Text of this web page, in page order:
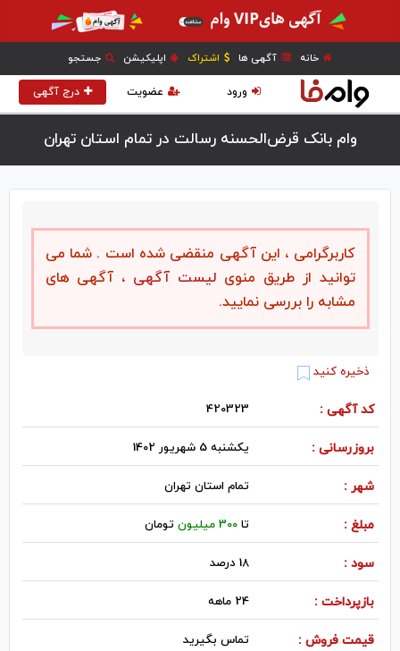
خانه آگهی ها اشتراک اپلیکیشن جستجو
درج آگهی عضویت ورود
وام بانک قرض‌الحسنه رسالت در تمام استان تهران
کاربرگرامی ، این آگهی منقضی شده است . شما می
توانید از طریق منوی لیست آگهی ، آگهی های
مشابه را بررسی نمایید.
ذخیره کنید
کد آگهی : 420323
بروزرسانی : یکشنبه 5 شهریور 1402
شهر : تمام استان تهران
مبلغ : تا300 میلیون تومان
سود : 18 درصد
بازپرداخت : 24 ماهه
قیمت فروش : تماس بگیرید